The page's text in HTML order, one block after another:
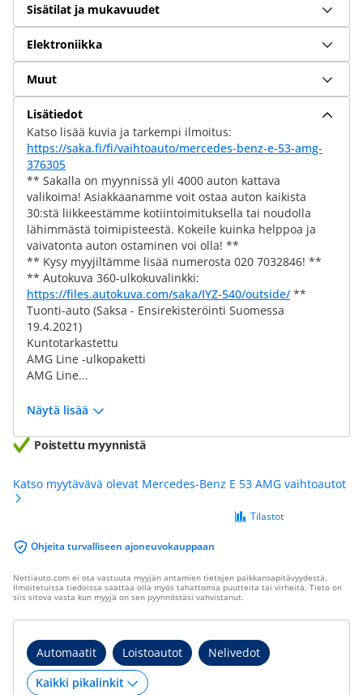
Sisätilat ja mukavuudet
Elektroniikka
Muut
Lisätiedot
Katso lisää kuvia ja tarkempi ilmoitus:
https://saka.fi/fi/vaihtoauto/mercedes-benz-e-53-amg-
376305
** Sakalla on myynnissä yli 4000 auton kattava
valikoima! Asiakkaanamme voit ostaa auton kaikista
30:stä liikkeestämme kotiintoimituksella tai noudolla
lähimmästä toimipisteestä. Kokeile kuinka helppoa ja
vaivatonta auton ostaminen voi olla! **
** Kysy myyjiltämme lisää numerosta 020 7032846! **
** Autokuva 360-ulkokuvalinkki:
https://files.autokuva.com/saka/IYZ-540/outside/ **
Tuonti-auto (Saksa - Ensirekisteröinti Suomessa
19.4.2021)
Kuntotarkastettu
AMG Line -ulkopaketti
AMG Line...
Näytä lisää
Poistettu myynnistä
Katso myytävävä olevat Mercedes-Benz E 53 AMG vaihtoautot
Ohjeita turvalliseen ajoneuvokauppaan
Tilastot
Nettiauto.com ei ota vastuuta myyjän antamien tietojen paikkansapitävyydestä.
Ilmoitetuissa tiedoissa saattaa olla myös tahattomia puutteita tai virheitä. Tieto on
siis sitova vasta kun myyjä on sen pyynnöstäsi vahvistanut.
Automaatit Loistoautot Nelivedot